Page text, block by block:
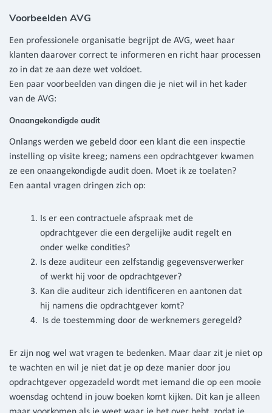
Voorbeelden AVG
Een professionele organisatie begrijpt de AVG, weet haar
klanten daarover correct te informeren en richt haar processen
zo in dat ze aan deze wet voldoet.
Een paar voorbeelden van dingen die je niet wil in het kader
van de AVG:
Onaangekondigde audit
Onlangs werden we gebeld door een klant die een inspectie
instelling op visite kreeg; namens een opdrachtgever kwamen
ze een onaangekondigde audit doen. Moet ik ze toelaten?
Een aantal vragen dringen zich op:
Is er een contractuele afspraak met de
opdrachtgever die een dergelijke audit regelt en
onder welke condities?
Is deze auditeur een zelfstandig gegevensverwerker
of werkt hij voor de opdrachtgever?
Kan die auditeur zich identificeren en aantonen dat
hij namens die opdrachtgever komt?
Is de toestemming door de werknemers geregeld?
Er zijn nog wel wat vragen te bedenken. Maar daar zit je niet op
te wachten en wil je niet dat je op deze manier door jou
opdrachtgever opgezadeld wordt met iemand die op een mooie
woensdag ochtend in jouw boeken komt kijken. Dit kan je alleen